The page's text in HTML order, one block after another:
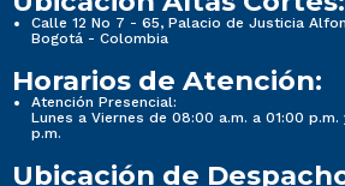
Calle 12 No 7 - 65, Palacio de Justicia
Bogotá - Colombia
Horarios de Atención:
Atención Presencial:
Lunes a Viernes de 08:00 a.m. a 01:00
p.m.
Ubicación de